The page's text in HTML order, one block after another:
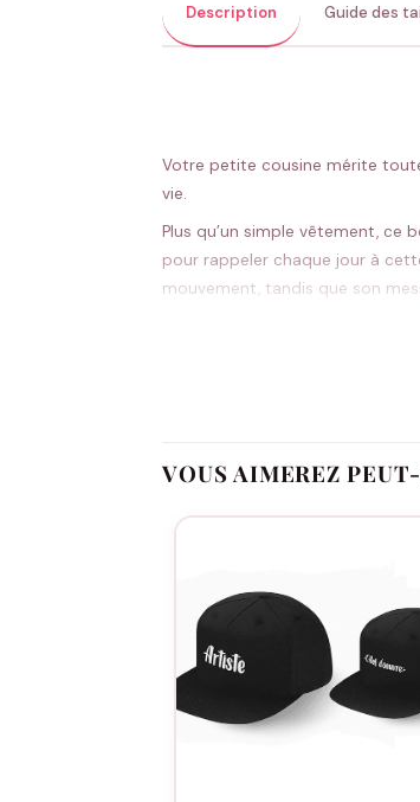
Description Guide des
Votre petite cousine mérite
vie.
Plus qu’un simple vêtement, ce
pour rappeler chaque jour à
mouvement, tandis que son
Coupe adaptée aux bébés
Facilité d’entretien pour un
Cadeau de naissance
Naissances, baptêmes,
VOUS AIMEREZ